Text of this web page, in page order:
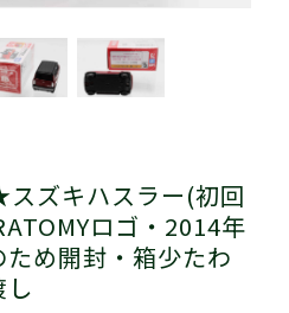
ズキハスラー(初回
ロゴ・2014年
め開封・箱少たわ